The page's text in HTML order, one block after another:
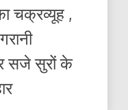
चक्रव्यूह ,
सजे सुरों के